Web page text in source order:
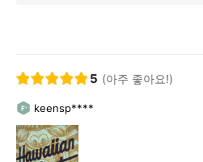
5 (아주 좋아요!)
keensp****